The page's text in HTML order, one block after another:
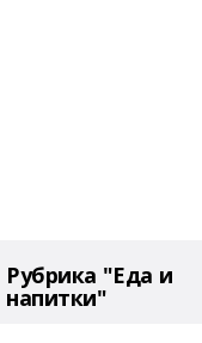
Рубрика "Еда и
напитки"